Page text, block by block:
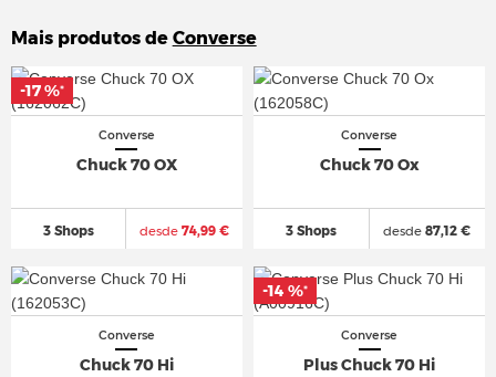
Mais produtos de Converse
Converse
Chuck 70 OX
3 Shops desde74,99 €
-17 %*
-17 %*
Converse
Chuck 70 Ox
3 Shops desde 87,12 €
Converse
Chuck 70 Hi
Converse
Plus Chuck 70 Hi
-14 %*
-14 %*